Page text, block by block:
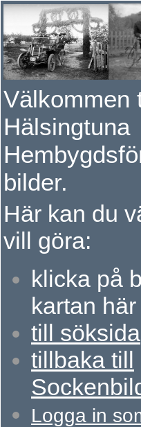
Välkommen
Hälsingtuna
bilder.
Här kan du
vill göra:
klicka på
kartan
till söksida
tillbaka till
Logga in